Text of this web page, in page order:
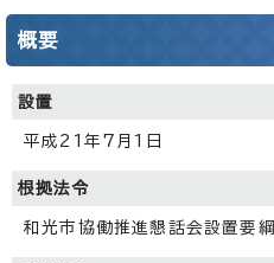
概要
設置
平成21年7月1日
根拠法令
和光市協働推進懇話会設置要綱